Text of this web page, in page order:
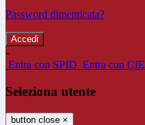
Password dimenticata?
-
Entra con SPID Entra con CIE
Seleziona utente
button close ×